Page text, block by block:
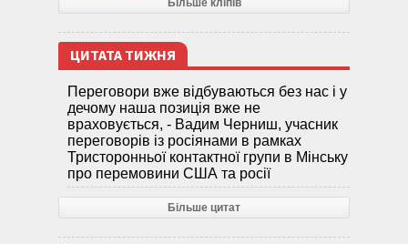
Більше кліпів
ЦИТАТА ТИЖНЯ
Переговори вже відбуваються без нас і у
дечому наша позиція вже не
враховується, - Вадим Черниш, учасник
переговорів із росіянами в рамках
Тристоронньої контактної групи в Мінську
про перемовини США та росії
Більше цитат